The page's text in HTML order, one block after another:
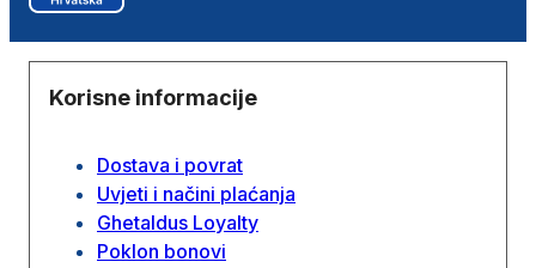
Korisne informacije
Dostava i povrat
Uvjeti i načini plaćanja
Ghetaldus Loyalty
Poklon bonovi